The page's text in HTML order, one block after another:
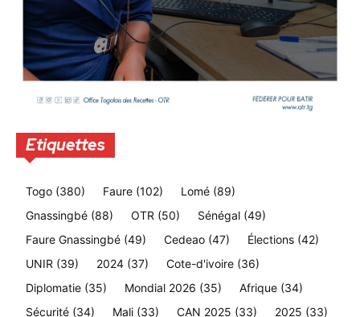
Etiquettes
Togo (380) Faure (102) Lomé (89)
Gnassingbé (88) OTR (50) Sénégal (49)
Faure Gnassingbé (49) Cedeao (47) Élections (42)
UNIR (39) 2024 (37) Cote-d'ivoire (36)
Diplomatie (35) Mondial 2026 (35) Afrique (34)
Sécurité (34) Mali (33) CAN 2025 (33) 2025 (33)